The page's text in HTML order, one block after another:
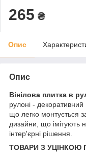
265 ₴
Опис
Опис
Вінілова плитка в
рулоні -
що легко монтується
дизайни, що імітують
інтер'єрні рішення.
ТОВАРИ З УЦІНКОЮ